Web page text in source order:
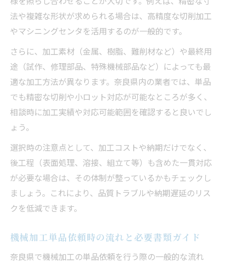
法や複雑な形状が求められる場合は、高精度な切削加工
やマシニングセンタを活用するのが一般的です。
さらに、加工素材（金属、樹脂、難削材など）や最終用
途（試作、修理部品、特殊機械部品など）によっても最
適な加工方法が異なります。奈良県内の業者では、単品
でも精密な切削や小ロット対応が可能なところが多く、
相談時に加工実績や対応可能範囲を確認すると良いでし
ょう。
選択時の注意点として、加工コストや納期だけでなく、
後工程（表面処理、溶接、組立て等）も含めた一貫対応
が必要な場合は、その体制が整っているかもチェックし
ましょう。これにより、品質トラブルや納期遅延のリス
クを低減できます。
機械加工単品依頼時の流れと必要書類ガイド
奈良県で機械加工の単品依頼を行う際の一般的な流れ